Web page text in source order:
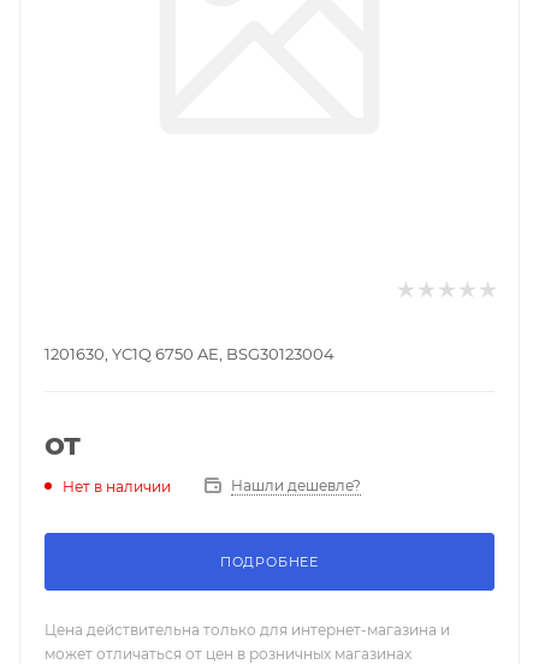
1201630, YC1Q 6750 AE, BSG30123004
от
Нет в наличии Нашли дешевле?
ПОДРОБНЕЕ
Цена действительна только для интернет-магазина и
может отличаться от цен в розничных магазинах